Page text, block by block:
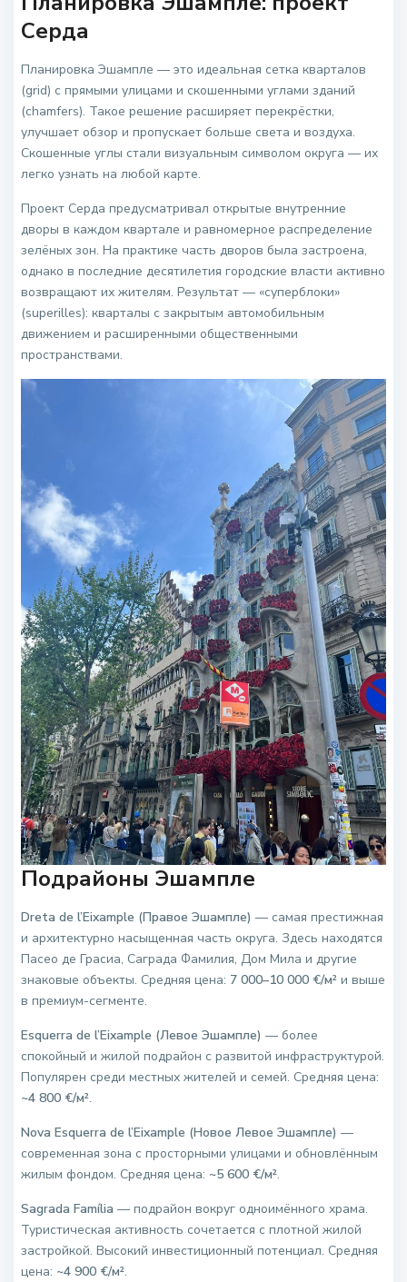
Серда
Планировка Эшампле — это идеальная сетка кварталов
(grid) с прямыми улицами и скошенными углами зданий
(chamfers). Такое решение расширяет перекрёстки,
улучшает обзор и пропускает больше света и воздуха.
Скошенные углы стали визуальным символом округа — их
легко узнать на любой карте.
Проект Серда предусматривал открытые внутренние
дворы в каждом квартале и равномерное распределение
зелёных зон. На практике часть дворов была застроена,
однако в последние десятилетия городские власти активно
возвращают их жителям. Результат — «суперблоки»
(superilles): кварталы с закрытым автомобильным
движением и расширенными общественными
пространствами.
Подрайоны Эшампле
Dreta de l’Eixample (Правое Эшампле) — самая престижная
и архитектурно насыщенная часть округа. Здесь находятся
Пасео де Грасиа, Саграда Фамилия, Дом Мила и другие
знаковые объекты. Средняя цена: 7 000–10 000 €/м² и выше
в премиум-сегменте.
Esquerra de l’Eixample (Левое Эшампле) — более
спокойный и жилой подрайон с развитой инфраструктурой.
Популярен среди местных жителей и семей. Средняя цена:
~4 800 €/м².
Nova Esquerra de l’Eixample (Новое Левое Эшампле) —
современная зона с просторными улицами и обновлённым
жилым фондом. Средняя цена: ~5 600 €/м².
Sagrada Família — подрайон вокруг одноимённого храма.
Туристическая активность сочетается с плотной жилой
застройкой. Высокий инвестиционный потенциал. Средняя
цена: ~4 900 €/м².